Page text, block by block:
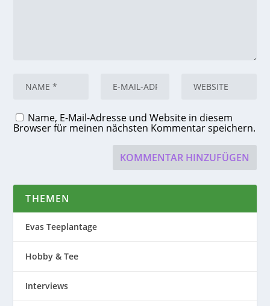
Name, E-Mail-Adresse und Website in diesem
Browser für meinen nächsten Kommentar speichern.
THEMEN
Evas Teeplantage
Hobby & Tee
Interviews